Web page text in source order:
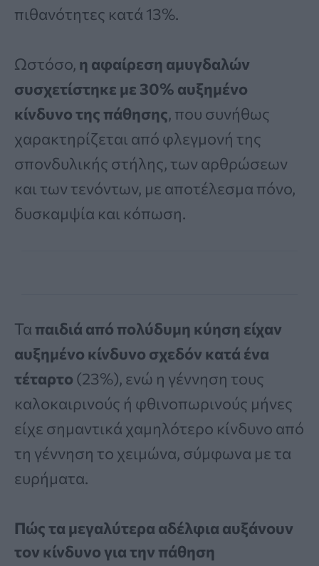
πιθανότητες κατά 13%.
Ωστόσο, η αφαίρεση αμυγδαλών
συσχετίστηκε με 30% αυξημένο
κίνδυνο της πάθησης, που συνήθως
χαρακτηρίζεται από φλεγμονή της
σπονδυλικής στήλης, των αρθρώσεων
και των τενόντων, με αποτέλεσμα πόνο,
δυσκαμψία και κόπωση.
Τα παιδιά από πολύδυμη κύηση είχαν
αυξημένο κίνδυνο σχεδόν κατά ένα
τέταρτο (23%), ενώ η γέννηση τους
καλοκαιρινούς ή φθινοπωρινούς μήνες
είχε σημαντικά χαμηλότερο κίνδυνο από
τη γέννηση το χειμώνα, σύμφωνα με τα
ευρήματα.
Πώς τα μεγαλύτερα αδέλφια αυξάνουν
τον κίνδυνο για την πάθηση